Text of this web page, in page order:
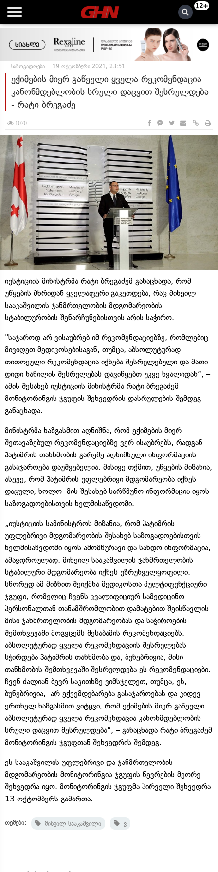
12+
საზოგადოება 19 ოქტომბერი 2021, 23:51
ექიმების მიერ გაწეული ყველა რეკომენდაცია
კანონმდებლობის სრული დაცვით შესრულდება
- რატი ბრეგაძე
1070
იუსტიციის მინისტრმა რატი ბრეგაძემ განაცხადა, რომ
უწყების მხრიდან ყველაფერი გაკეთდება, რაც მიხეილ
სააკაშვილის ჯანმრთელობის მდგომარეობის
სტაბილურობის შენარჩუნებისთვის არის საჭირო.
"საჯაროდ არ ვისაუბრებ იმ რეკომენდაციებზე, რომლებიც
მივიღეთ მედიკოსებისაგან, თუმცა, აბსოლუტურად
თითოეული რეკომენდაცია იქნება შესრულებული და მათი
დიდი ნაწილის შესრულებას დავიწყებთ უკვე ხვალიდან“, –
ამის შესახებ იუსტიციის მინისტრმა რატი ბრეგაძემ
მონიტორინგის ჯგუფის შეხვედრის დასრულების შემდეგ
განაცხადა.
მინისტრმა ხაზგასმით აღნიშნა, რომ ექიმების მიერ
შეთავაზებულ რეკომენდაციებზე ვერ ისაუბრებს, რადგან
პატიმრის თანხმობის გარეშე აღნიშნული ინფორმაციის
გასაჯაროება დაუშვებელია. მისივე თქმით, უწყების მიზანია,
ასევე, რომ პატიმრის უფლებრივი მდგომარეობა იქნეს
დაცული, ხოლო მის შესახებ სარწმუნო ინფორმაცია იყოს
საზოგადოებისთვის ხელმისაწვდომი.
„იუსტიციის სამინისტროს მიზანია, რომ პატიმრის
უფლებრივი მდგომარეობის შესახებ საზოგადოებისთვის
ხელმისაწვდომი იყოს ამომწურავი და სანდო ინფორმაცია,
ამავდროულად, მიხეილ სააკაშვილის ჯანმრთელობის
სტაბილური მდგომარეობა იქნეს უზრუნველყოფილი.
სწორედ ამ მიზნით შეიქმნა მედიკოსთა მულტიფუნქციური
ჯგუფი, რომელიც ჩვენს კვალიფიციურ სამედიცინო
პერსონალთან თანამშრომლობით დამატებით შეისწავლის
მისი ჯანმრთელობის მდგომარეობას და საჭიროების
შემთხვევაში მოგვცემს შესაბამის რეკომენდაციებს.
აბსოლუტურად ყველა რეკომენდაციის შესრულებას
სჭირდება პატიმრის თანხმობა და, ბუნებრივია, მისი
თანხმობის შემთხვევაში შესრულდება ეს რეკომენდაციები.
ჩვენ ძალიან ბევრ საკითხზე ვიმსჯელეთ, თუმცა, ეს,
ბუნებრივია, არ ექვემდებარება გასაჯაროებას და კიდევ
ერთხელ ხაზგასმით ვიტყვი, რომ ექიმების მიერ გაწეული
აბსოლუტურად ყველა რეკომენდაცია კანონმდებლობის
სრული დაცვით შესრულდება“, – განაცხადა რატი ბრეგაძემ
მონიტორინგის ჯგუფთან შეხვედრის შემდეგ.
ეს სააკაშვილის უფლებრივი და ჯანმრთელობის
მდგომარეობის მონიტორინგის ჯგუფის წევრების მეორე
შეხვედრა იყო. მონიტორინგის ჯგუფმა პირველი შეხვედრა
13 ოქტომბერს გამართა.
თემები: მიხეილ სააკაშვილი ვ